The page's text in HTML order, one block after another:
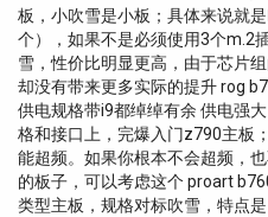
板，小吹雪是小板；具体来说就
个），如果不是必须使用3个m.2
雪，性价比明显更高，由于芯片
却没有带来更多实际的提升 rog
供电规格带i9都绰绰有余 供电强
格和接口上，完爆入门z790主板
能超频。如果你根本不会超频，
的板子，可以考虑这个 proart
类型主板，规格对标吹雪，特点